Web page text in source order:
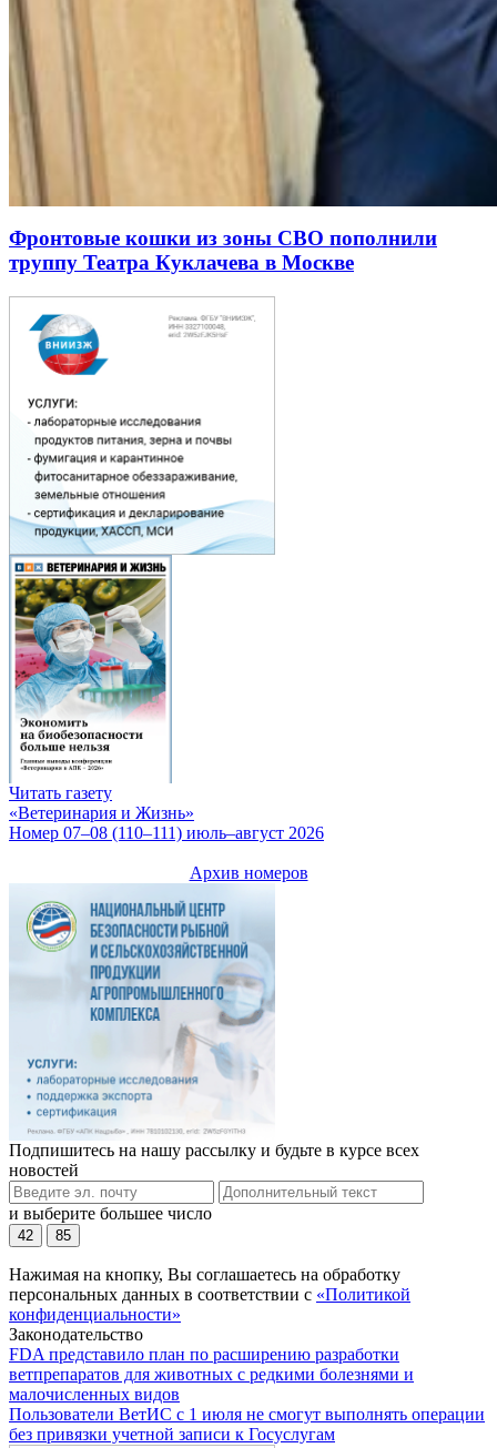
Фронтовые кошки из зоны СВО пополнили
труппу Театра Куклачева в Москве
Читать газету
«Ветеринария и Жизнь»
Номер 07–08 (110–111) июль–август 2026
Архив номеров
Подпишитесь на нашу рассылку и будьте в курсе всех
новостей
и выберите большее число
42 85
Нажимая на кнопку, Вы соглашаетесь на обработку
персональных данных в соответствии с «Политикой
конфиденциальности»
Законодательство
FDA представило план по расширению разработки
ветпрепаратов для животных с редкими болезнями и
малочисленных видов
Пользователи ВетИС с 1 июля не смогут выполнять операции
без привязки учетной записи к Госуслугам